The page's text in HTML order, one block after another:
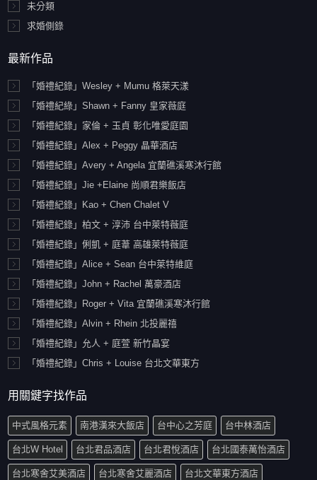
未分類
求婚側錄
最新作品
「婚禮紀錄」Wesley + Mumu 格萊天漾
「婚禮紀綠」Shawn + Fanny 皇家薇庭
「婚禮紀錄」家倫 + 玉貞 彰化唯愛庭園
「婚禮紀錄」Alex + Peggy 晶華酒店
「婚禮紀錄」Avery + Angela 宜蘭礁溪寒沐行館
「婚禮紀錄」Jie +Elaine 尚順君樂飯店
「婚禮紀錄」Kao + Chen Chalet V
「婚禮紀錄」柏文 + 淳沛 台中萊特薇庭
「婚禮紀錄」俐凱 + 庭葦 高雄萊特薇庭
「婚禮紀錄」Alice + Sean 台中萊特維庭
「婚禮紀錄」John + Rachel 萬豪酒店
「婚禮紀錄」Roger + Vita 宜蘭礁溪寒沐行館
「婚禮紀錄」Alvin + Rhein 北投麗禧
「婚禮紀錄」允人 + 庭萱 新竹晶宴
「婚禮紀錄」Chris + Louise 台北文華東方
用關鍵字找作品
中式風格元素 南港漢來大飯店 台中心之芳庭 台中林酒店
台北W Hotel 台北君品酒店 台北君悅酒店 台北國泰萬怡酒店
台北寒舍艾美酒店 台北寒舍艾麗酒店 台北文華東方酒店